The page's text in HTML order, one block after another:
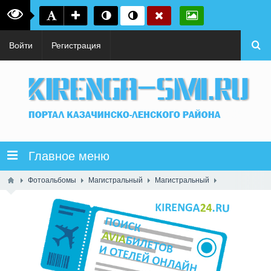
Войти Регистрация
Главное меню
Фотоальбомы Магистральный Магистральный